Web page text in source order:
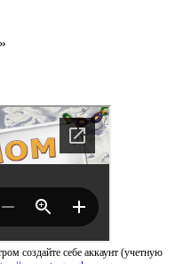
создайте себе аккаунт (учетную